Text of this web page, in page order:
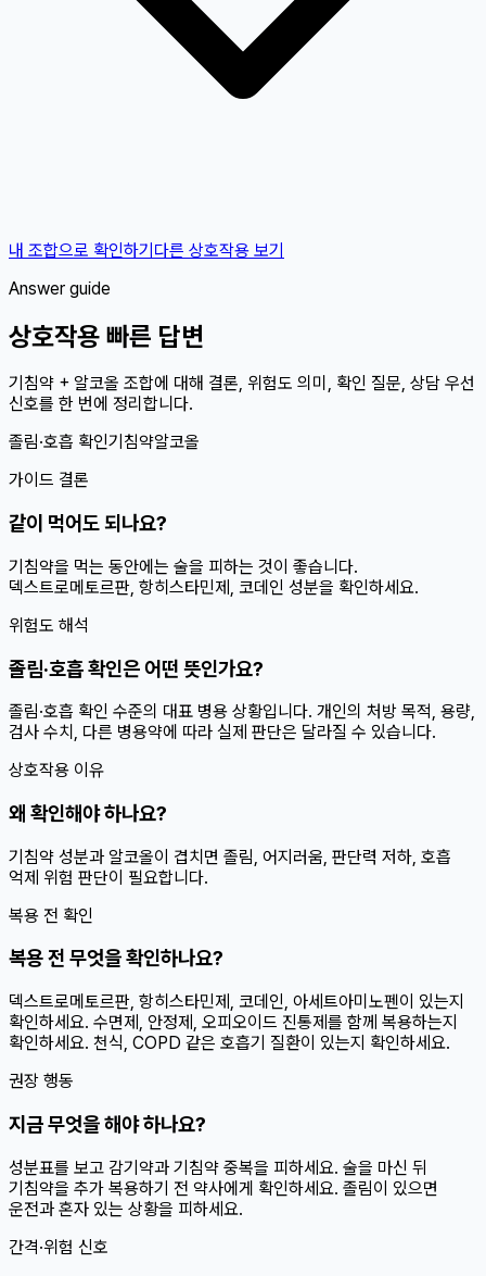
내 조합으로 확인하기다른 상호작용 보기
Answer guide
상호작용 빠른 답변
기침약 + 알코올 조합에 대해 결론, 위험도 의미, 확인 질문, 상담 우선
신호를 한 번에 정리합니다.
졸림·호흡 확인기침약알코올
가이드 결론
같이 먹어도 되나요?
기침약을 먹는 동안에는 술을 피하는 것이 좋습니다.
덱스트로메토르판, 항히스타민제, 코데인 성분을 확인하세요.
위험도 해석
졸림·호흡 확인은 어떤 뜻인가요?
졸림·호흡 확인 수준의 대표 병용 상황입니다. 개인의 처방 목적, 용량,
검사 수치, 다른 병용약에 따라 실제 판단은 달라질 수 있습니다.
상호작용 이유
왜 확인해야 하나요?
기침약 성분과 알코올이 겹치면 졸림, 어지러움, 판단력 저하, 호흡
억제 위험 판단이 필요합니다.
복용 전 확인
복용 전 무엇을 확인하나요?
덱스트로메토르판, 항히스타민제, 코데인, 아세트아미노펜이 있는지
확인하세요. 수면제, 안정제, 오피오이드 진통제를 함께 복용하는지
확인하세요. 천식, COPD 같은 호흡기 질환이 있는지 확인하세요.
권장 행동
지금 무엇을 해야 하나요?
성분표를 보고 감기약과 기침약 중복을 피하세요. 술을 마신 뒤
기침약을 추가 복용하기 전 약사에게 확인하세요. 졸림이 있으면
운전과 혼자 있는 상황을 피하세요.
간격·위험 신호